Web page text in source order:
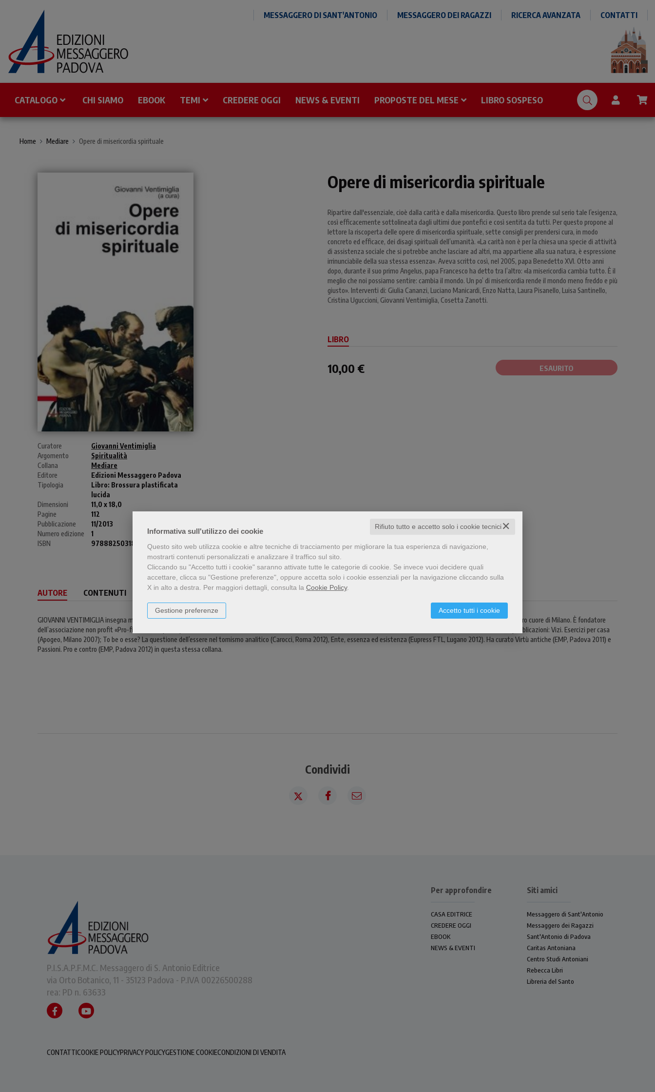
Informativa sull'utilizzo dei cookie ✕
Rifiuto tutto e accetto solo i cookie tecnici
Questo sito web utilizza cookie e altre tecniche di tracciamento per migliorare la tua esperienza di navigazione,
mostrarti contenuti personalizzati e analizzare il traffico sul sito.
Cliccando su "Accetto tutti i cookie" saranno attivate tutte le categorie di cookie. Se invece vuoi decidere quali
accettare, clicca su "Gestione preferenze", oppure accetta solo i cookie essenziali per la navigazione cliccando sulla
X in alto a destra. Per maggiori dettagli, consulta la Cookie Policy.
Accetto tutti i cookie
Gestione preferenze
MESSAGGERO DI SANT'ANTONIO MESSAGGERO DEI RAGAZZI RICERCA AVANZATA CONTATTI
CATALOGO CHI SIAMO EBOOK TEMI CREDERE OGGI NEWS & EVENTI PROPOSTE DEL MESE LIBRO SOSPESO
Home Mediare Opere di misericordia spirituale
Curatore
Giovanni Ventimiglia
Argomento
Spiritualità
Collana
Mediare
Editore
Edizioni Messaggero Padova
Tipologia
Libro: Brossura plastificata
lucida
Dimensioni
11,0 x 18,0
Pagine
112
Pubblicazione
11/2013
Numero edizione
1
ISBN
9788825031805
Opere di misericordia spirituale
Ripartire dall'essenziale, cioè dalla carità e dalla misericordia. Questo libro prende sul serio tale l’esigenza,
così efficacemente sottolineata dagli ultimi due pontefici e così sentita da tutti. Per questo propone al
lettore la riscoperta delle opere di misericordia spirituale, sette consigli per prendersi cura, in modo
concreto ed efficace, dei disagi spirituali dell’umanità. «La carità non è per la chiesa una specie di attività
di assistenza sociale che si potrebbe anche lasciare ad altri, ma appartiene alla sua natura, è espressione
irrinunciabile della sua stessa essenza». Aveva scritto così, nel 2005, papa Benedetto XVI. Otto anni
dopo, durante il suo primo Angelus, papa Francesco ha detto tra l’altro: «la misericordia cambia tutto. È il
meglio che noi possiamo sentire: cambia il mondo. Un po’ di misericordia rende il mondo meno freddo e più
giusto». Interventi di: Giulia Cananzi, Luciano Manicardi, Enzo Natta, Laura Pisanello, Luisa Santinello,
Cristina Uguccioni, Giovanni Ventimiglia, Cosetta Zanotti.
LIBRO
10,00 € ESAURITO
AUTORE CONTENUTI
GIOVANNI VENTIMIGLIA insegna metafisica alla Facoltà di teologia di Lugano, dove dirige l’Istituto di studi filosofici, e temi e problemi di filosofia all’Università cattolica del sacro cuore di Milano. È fondatore
dell’associazione non profit «Pro-filo umano» per la promozione della filosofia come forma di servizio sociale. È cavaliere di onore e devozione dell’Ordine di Malta. Tra le sue pubblicazioni: Vizi. Esercizi per casa
(Apogeo, Milano 2007); To be o esse? La questione dell’essere nel tomismo analitico (Carocci, Roma 2012), Ente, essenza ed esistenza (Eupress FTL, Lugano 2012). Ha curato Virtù antiche (EMP, Padova 2011) e
Passioni. Pro e contro (EMP, Padova 2012) in questa stessa collana.
Condividi
P.I.S.A.P.F.M.C. Messaggero di S. Antonio Editrice
via Orto Botanico, 11 - 35123 Padova - P.IVA 00226500288
rea: PD n. 63633
CONTATTICOOKIE POLICYPRIVACY POLICYGESTIONE COOKIECONDIZIONI DI VENDITA
Per approfondire
CASA EDITRICE
CREDERE OGGI
EBOOK
NEWS & EVENTI
Siti amici
Messaggero di Sant'Antonio
Messaggero dei Ragazzi
Sant'Antonio di Padova
Caritas Antoniana
Centro Studi Antoniani
Rebecca Libri
Libreria del Santo